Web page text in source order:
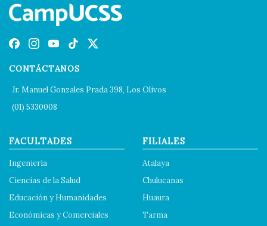
CONTÁCTANOS
Jr. Manuel Gonzales Prada 398, Los Olivos
(01) 5330008
FACULTADES
Ingeniería
Ciencias de la Salud
Educación y Humanidades
Económicas y Comerciales
FILIALES
Atalaya
Chulucanas
Huaura
Tarma